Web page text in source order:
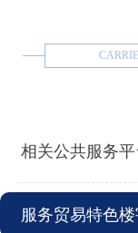
相关公共服务平
服务贸易特色楼